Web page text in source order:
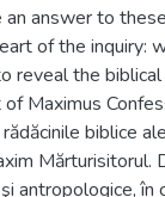
an answer to
of the inquiry:
reveal the
Maximus
biblice
Mărturisitorul.
antropologice, în